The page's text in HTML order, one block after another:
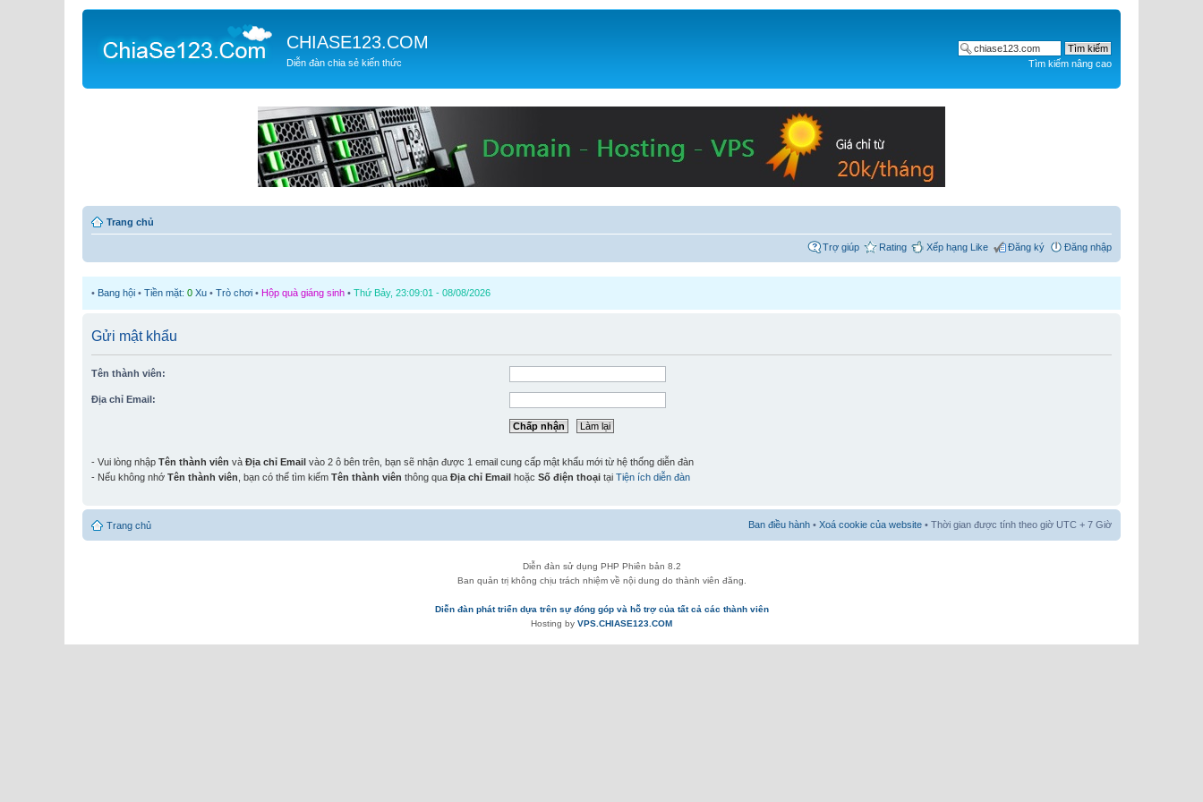
CHIASE123.COM
Diễn đàn chia sẻ kiến thức Tìm kiếm nâng cao
Trang chủ
Trợ giúp Rating Xếp hạng Like Đăng ký Đăng nhập
• Bang hội • Tiền mặt: 0 Xu • Trò chơi • Hộp quà giáng sinh • Thứ Bảy, 23:09:01 - 08/08/2026
Gửi mật khẩu
Tên thành viên:
Địa chỉ Email:
- Vui lòng nhập Tên thành viên và Địa chỉ Email vào 2 ô bên trên, bạn sẽ nhận được 1 email cung cấp mật khẩu mới từ hệ thống diễn đàn
- Nếu không nhớ Tên thành viên , bạn có thể tìm kiếm Tên thành viên thông qua Địa chỉ Email hoặc Số điện thoại tại Tiện ích diễn đàn
Trang chủ Ban điều hành • Xoá cookie của website • Thời gian được tính theo giờ UTC + 7 Giờ
Diễn đàn sử dụng PHP Phiên bản 8.2
Ban quản trị không chịu trách nhiệm về nội dung do thành viên đăng.
Diễn đàn phát triển dựa trên sự đóng góp và hỗ trợ của tất cả các thành viên
Hosting by VPS.CHIASE123.COM